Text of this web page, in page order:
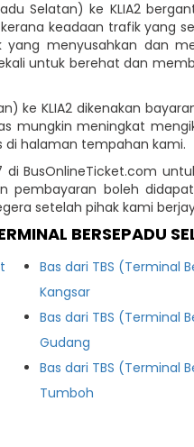
Selatan) ke KLIA2
keadaan trafik yang
menyusahkan dan
untuk berehat dan
ke KLIA2 dikenakan
mungkin meningkat
halaman tempahan kami.
BusOnlineTicket.com
pembayaran boleh
setelah pihak kami
BERSEPADU
Bas dari TBS (Terminal
Kangsar
Bas dari TBS (Terminal
Gudang
Bas dari TBS (Terminal
Tumboh